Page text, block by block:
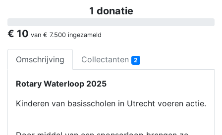
1 donatie
€ 10 van € 7.500 ingezameld
Omschrijving Collectanten 2
Rotary Waterloop 2025
Kinderen van basisscholen in Utrecht voeren actie.